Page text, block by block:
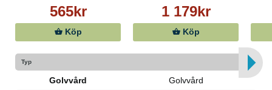
565kr
Köp
1 179kr
Köp
Typ
Golvvård Golvvård